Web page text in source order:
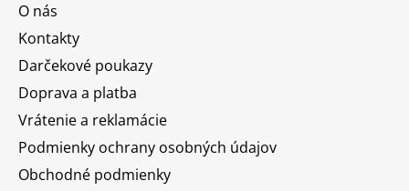
O nás
Kontakty
Darčekové poukazy
Doprava a platba
Vrátenie a reklamácie
Podmienky ochrany osobných údajov
Obchodné podmienky